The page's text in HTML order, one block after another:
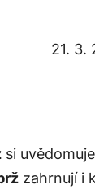
21. 3.
si
zahrnují i